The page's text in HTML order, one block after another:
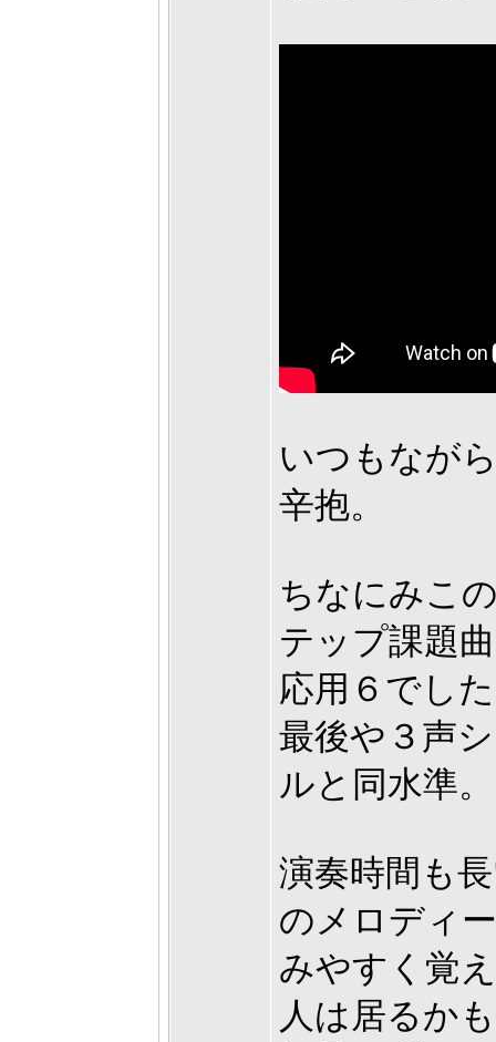
いつもなが
辛抱。
ちなにみこ
テップ課題
応用６でし
最後や３声
ルと同水準。
演奏時間も
のメロディ
みやすく覚
人は居るか